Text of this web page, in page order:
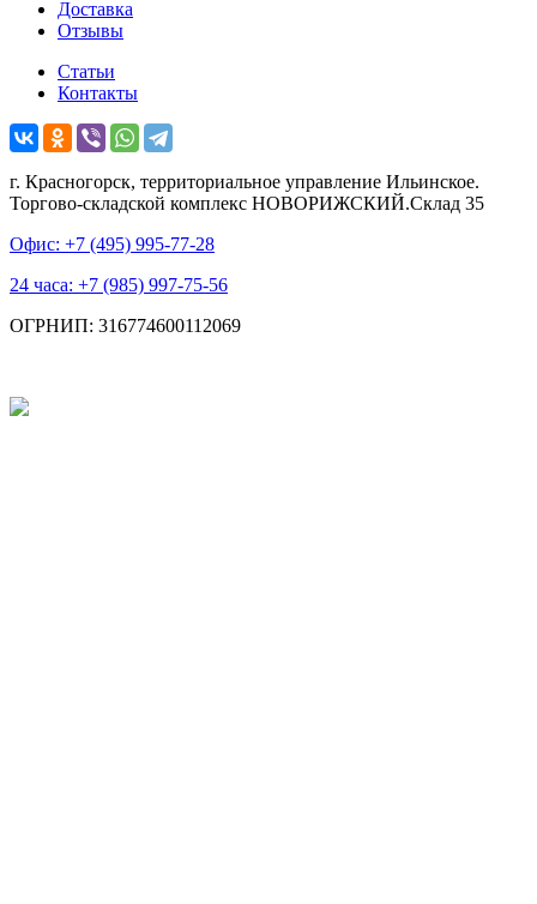
Доставка
Отзывы
Статьи
Контакты
г. Красногорск, территориальное управление Ильинское.
Торгово-складской комплекс НОВОРИЖСКИЙ.Склад 35
Офис: +7 (495) 995-77-28
24 часа: +7 (985) 997-75-56
ОГРНИП: 316774600112069